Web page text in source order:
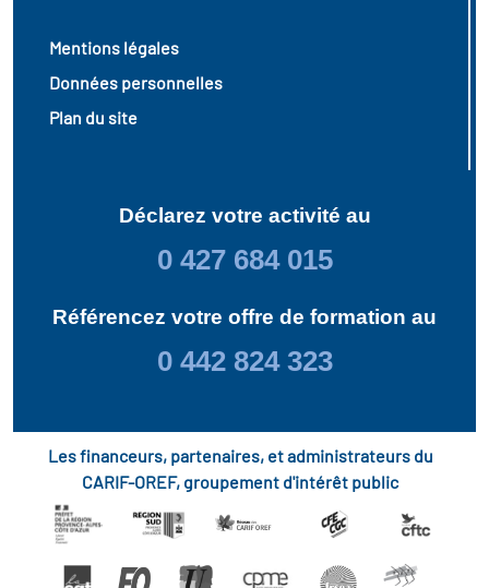
Mentions légales
Données personnelles
Plan du site
Déclarez votre activité au
0 427 684 015
Référencez votre offre de formation au
0 442 824 323
Les financeurs, partenaires, et administrateurs du
CARIF-OREF, groupement d'intérêt public